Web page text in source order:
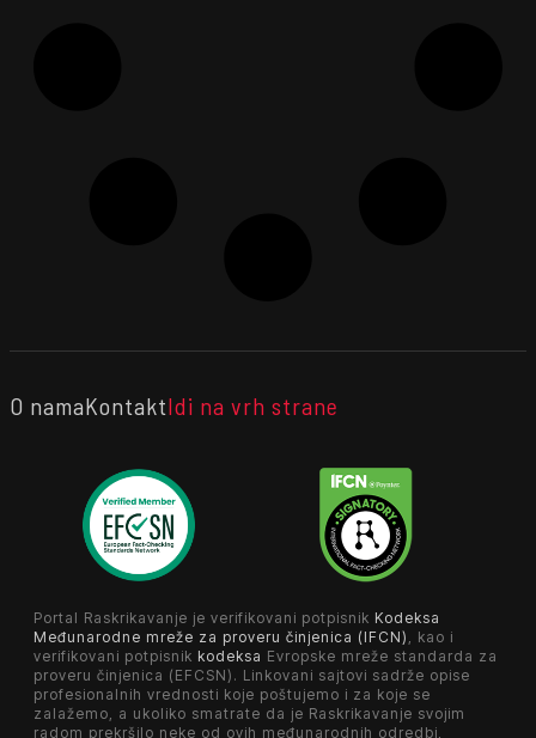
O namaKontaktIdi na vrh strane
Portal Raskrikavanje je verifikovani potpisnik Kodeksa
Međunarodne mreže za proveru činjenica (IFCN) , kao i
verifikovani potpisnik kodeksa Evropske mreže standarda za
proveru činjenica (EFCSN). Linkovani sajtovi sadrže opise
profesionalnih vrednosti koje poštujemo i za koje se
zalažemo, a ukoliko smatrate da je Raskrikavanje svojim
radom prekršilo neke od ovih međunarodnih odredbi,